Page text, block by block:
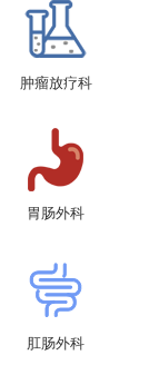
肿瘤放疗科
胃肠外科
肛肠外科